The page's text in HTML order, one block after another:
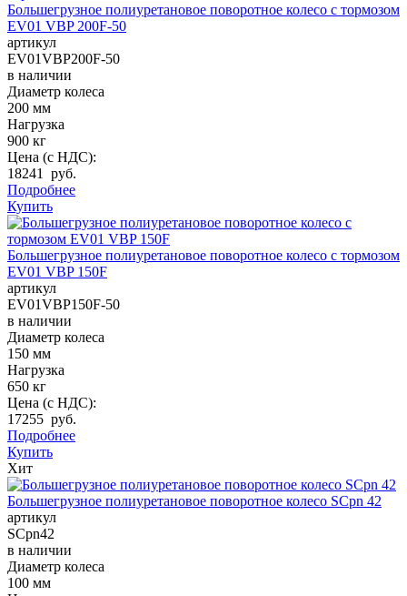
Большегрузное полиуретановое поворотное колесо с тормозом
EV01 VBP 200F-50
артикул
EV01VBP200F-50
в наличии
Диаметр колеса
200 мм
Нагрузка
900 кг
Цена (с НДС):
18241 руб.
Подробнее
Купить
Большегрузное полиуретановое поворотное колесо с тормозом
EV01 VBP 150F
артикул
EV01VBP150F-50
в наличии
Диаметр колеса
150 мм
Нагрузка
650 кг
Цена (с НДС):
17255 руб.
Подробнее
Купить
Хит
Большегрузное полиуретановое поворотное колесо SCpn 42
артикул
SCpn42
в наличии
Диаметр колеса
100 мм